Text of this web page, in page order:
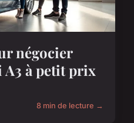
négocier
A3 à petit prix
8 min de lecture →